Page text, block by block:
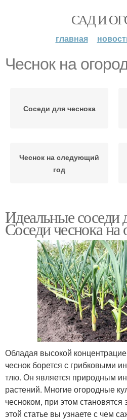
САД И
главная
Чеснок на
Соседи для чеснока
Чеснок на следующий
год
Культуры в огороде
Идеальные соседи
Соседи чеснока на
Обладая высокой
чеснок борется с грибковыми
тлю. Он является природным
растений. Многие огородные
чесноком, при этом
этой статье вы узнаете с чем